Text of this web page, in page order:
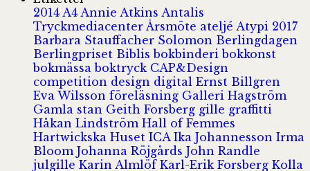
2014 A4 Annie Atkins Antalis
Tryckmediacenter Årsmöte ateljé Atypi 2017
Barbara Stauffacher Solomon Berlingdagen
Berlingpriset Biblisbokbinderibokkonst
bokmässaboktryck CAP&Design
competition design digital Ernst Billgren
Eva Wilsson föreläsning Galleri Hagström
Gamla stan Geith Forsberg gille graffitti
Håkan Lindström Hall of Femmes
Hartwickska Huset ICA Ika Johannesson Irma
Bloom Johanna Röjgårds John Randle
julgille Karin Almlöf Karl-Erik Forsberg Kolla